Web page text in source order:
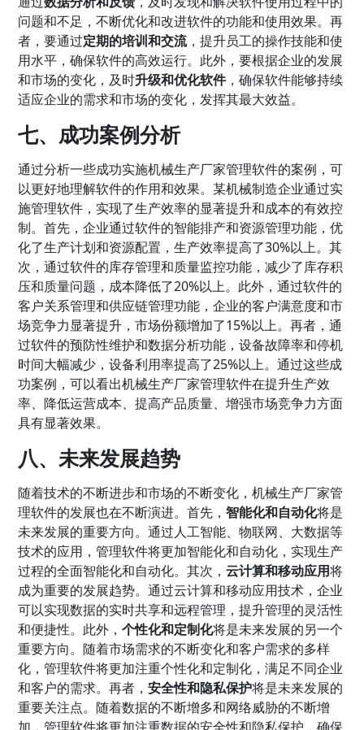
问题和不足，不断优化和改进软件的功能和使用效果。再
者，要通过定期的培训和交流，提升员工的操作技能和使
用水平，确保软件的高效运行。此外，要根据企业的发展
和市场的变化，及时升级和优化软件，确保软件能够持续
适应企业的需求和市场的变化，发挥其最大效益。
七、成功案例分析
通过分析一些成功实施机械生产厂家管理软件的案例，可
以更好地理解软件的作用和效果。某机械制造企业通过实
施管理软件，实现了生产效率的显著提升和成本的有效控
制。首先，企业通过软件的智能排产和资源管理功能，优
化了生产计划和资源配置，生产效率提高了30%以上。其
次，通过软件的库存管理和质量监控功能，减少了库存积
压和质量问题，成本降低了20%以上。此外，通过软件的
客户关系管理和供应链管理功能，企业的客户满意度和市
场竞争力显著提升，市场份额增加了15%以上。再者，通
过软件的预防性维护和数据分析功能，设备故障率和停机
时间大幅减少，设备利用率提高了25%以上。通过这些成
功案例，可以看出机械生产厂家管理软件在提升生产效
率、降低运营成本、提高产品质量、增强市场竞争力方面
具有显著效果。
八、未来发展趋势
随着技术的不断进步和市场的不断变化，机械生产厂家管
理软件的发展也在不断演进。首先，智能化和自动化将是
未来发展的重要方向。通过人工智能、物联网、大数据等
技术的应用，管理软件将更加智能化和自动化，实现生产
过程的全面智能化和自动化。其次，云计算和移动应用将
成为重要的发展趋势。通过云计算和移动应用技术，企业
可以实现数据的实时共享和远程管理，提升管理的灵活性
和便捷性。此外，个性化和定制化将是未来发展的另一个
重要方向。随着市场需求的不断变化和客户需求的多样
化，管理软件将更加注重个性化和定制化，满足不同企业
和客户的需求。再者，安全性和隐私保护将是未来发展的
重要关注点。随着数据的不断增多和网络威胁的不断增